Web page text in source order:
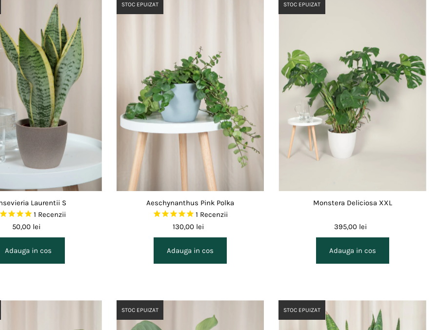
Laurentii S
1 Recenzii
50,00 lei
STOC EPUIZAT
Aeschynanthus Pink Polka
1 Recenzii
130,00 lei
STOC EPUIZAT
Monstera Deliciosa XXL
395,00 lei
STOC EPUIZAT STOC EPUIZAT